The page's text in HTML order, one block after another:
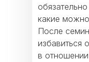
какие
После
избавиться
в